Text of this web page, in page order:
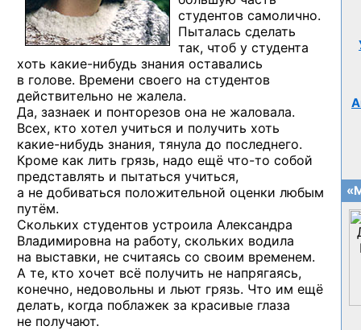
студентов самолично.
Пыталась сделать
так, чтоб у студента
хоть какие-нибудь знания оставались
в голове. Времени своего на студентов
действительно не жалела.
Да, зазнаек и понторезов она не жаловала.
Всех, кто хотел учиться и получить хоть
какие-нибудь знания, тянула до последнего.
Кроме как лить грязь, надо ещё что-то собой
представлять и пытаться учиться,
а не добиваться положительной оценки любым
путём.
Скольких студентов устроила Александра
Владимировна на работу, скольких водила
на выставки, не считаясь со своим временем.
А те, кто хочет всё получить не напрягаясь,
конечно, недовольны и льют грязь. Что им ещё
делать, когда поблажек за красивые глаза
не получают.